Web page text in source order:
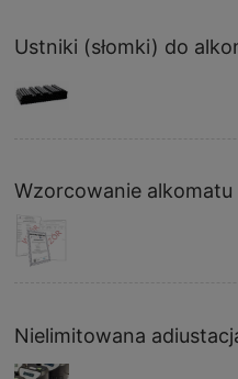
Ustniki (słomki) do
Wzorcowanie alkomatu
Nielimitowana